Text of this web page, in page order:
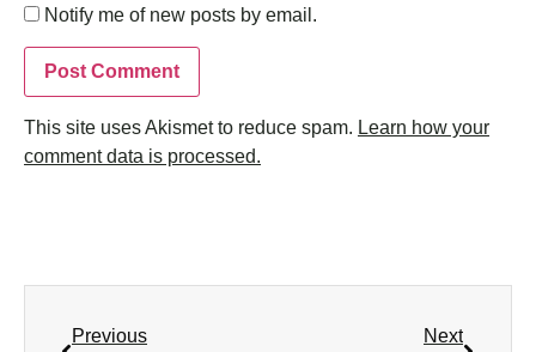
Notify me of new posts by email.
This site uses Akismet to reduce spam. Learn how your
comment data is processed.
Previous Next